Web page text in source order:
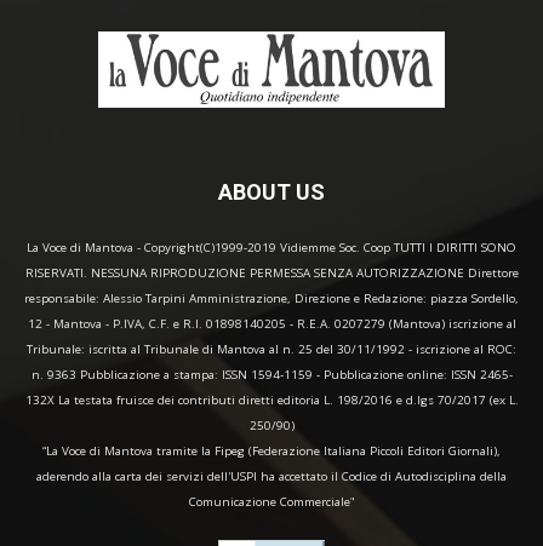
ABOUT US
La Voce di Mantova - Copyright(C)1999-2019 Vidiemme Soc. Coop TUTTI I DIRITTI SONO
RISERVATI. NESSUNA RIPRODUZIONE PERMESSA SENZA AUTORIZZAZIONE Direttore
responsabile: Alessio Tarpini Amministrazione, Direzione e Redazione: piazza Sordello,
12 - Mantova - P.IVA, C.F. e R.I. 01898140205 - R.E.A. 0207279 (Mantova) iscrizione al
Tribunale: iscritta al Tribunale di Mantova al n. 25 del 30/11/1992 - iscrizione al ROC:
n. 9363 Pubblicazione a stampa: ISSN 1594-1159 - Pubblicazione online: ISSN 2465-
132X La testata fruisce dei contributi diretti editoria L. 198/2016 e d.lgs 70/2017 (ex L.
250/90)
“La Voce di Mantova tramite la Fipeg (Federazione Italiana Piccoli Editori Giornali),
aderendo alla carta dei servizi dell'USPI ha accettato il Codice di Autodisciplina della
Comunicazione Commerciale"